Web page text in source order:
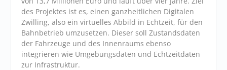
des Projektes ist es, einen ganzheitlichen Digitalen
Zwilling, also ein virtuelles Abbild in Echtzeit, für den
Bahnbetrieb umzusetzen. Dieser soll Zustandsdaten
der Fahrzeuge und des Innenraums ebenso
integrieren wie Umgebungsdaten und Echtzeitdaten
zur Infrastruktur.